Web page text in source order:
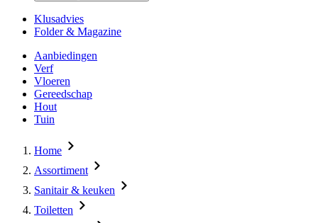
Klusadvies
Folder & Magazine
Aanbiedingen
Verf
Vloeren
Gereedschap
Hout
Tuin
Home
Assortiment
Sanitair & keuken
Toiletten